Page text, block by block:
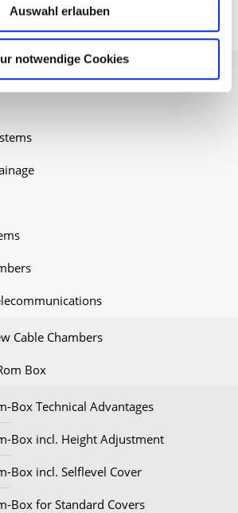
Auswahl erlauben
notwendige Cookies
Cable Chambers
Box
Box Technical Advantages
Box incl. Height Adjustment
Box incl. Selflevel Cover
Box for Standard Covers